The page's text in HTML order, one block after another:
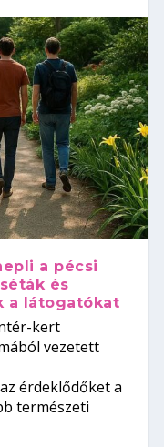
a pécsi
és
a látogatókat
kert
vezetett
érdeklődőket a
természeti